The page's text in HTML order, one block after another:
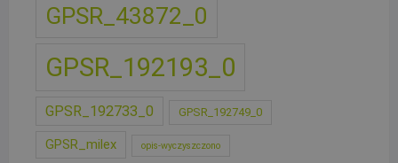
GPSR_43872_0
GPSR_192193_0
GPSR_192733_0 GPSR_192749_0
GPSR_milex opis-wyczyszczono